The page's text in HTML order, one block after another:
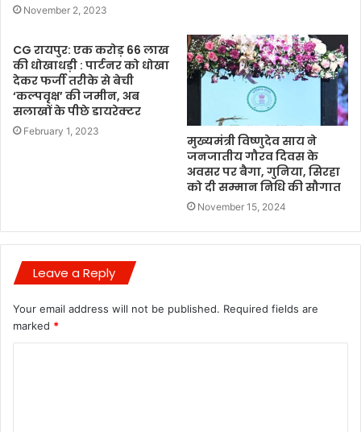
November 2, 2023
CG रायपुर: एक करोड़ 66 लाख
की धोखाधड़ी : पार्टनर को धोखा
देकर फर्जी तरीके से बेची
‘कल्पवृक्ष’ की जमीन, अब
सलाखों के पीछे डायरेक्टर
February 1, 2023
मुख्यमंत्री विष्णुदेव साय ने
जनजातीय गौरव दिवस के
अवसर पर बैगा, गुनिया, सिरहा
को दी सम्मान निधि की सौगात
November 15, 2024
Leave a Reply
Your email address will not be published. Required fields are
marked *